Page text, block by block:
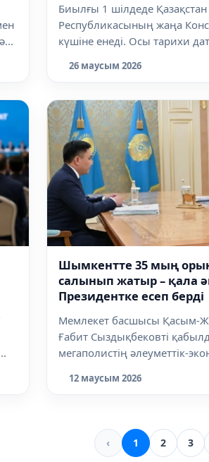
түрде табысталды
Биылғы 1 шілдеде Қазақстан
Республикасының жаңа
күшіне енеді. Осы тарихи
26 маусым 2026
Шымкентте 35 мың
салынып жатыр – қала
Президентке есеп берді
Мемлекет басшысы Қасым-
Ғабит Сыздықбековті
мегаполистің әлеуметтік-
12 маусым 2026
‹ 1 2 3